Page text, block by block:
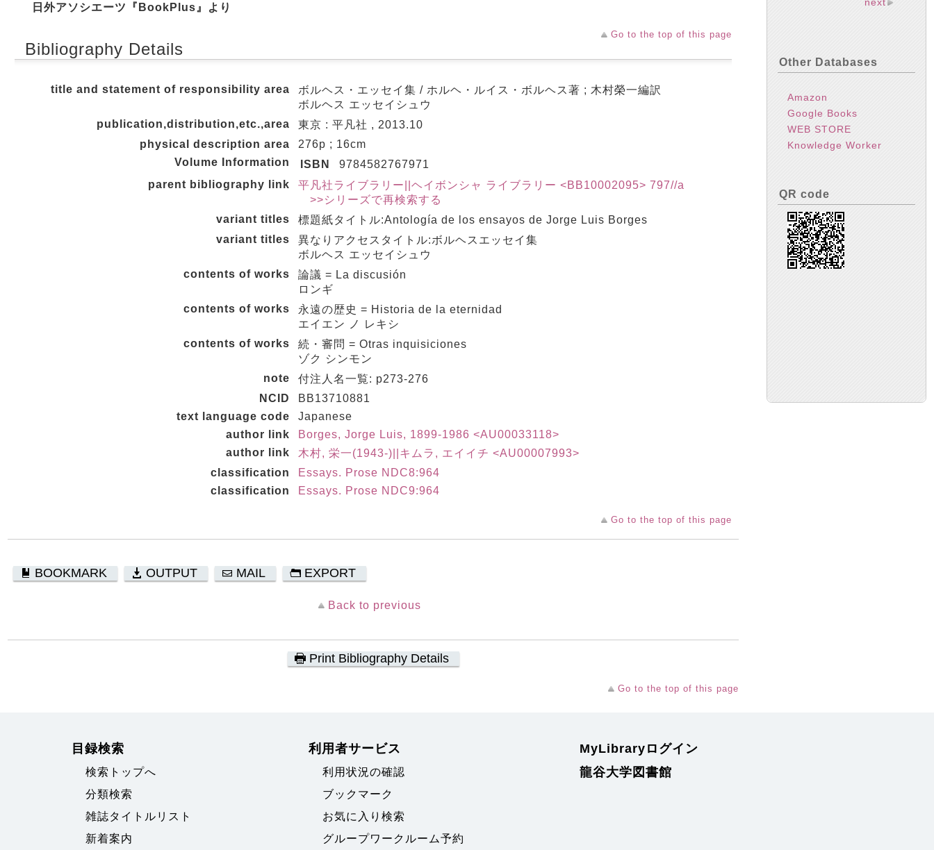
日外アソシエーツ『BookPlus』より
Go to the top of this page
Bibliography Details
title and statement of responsibility area
ボルヘス・エッセイ集 / ホルヘ・ルイス・ボルヘス著 ; 木村榮一編訳
ボルヘス エッセイシュウ
publication,distribution,etc.,area
東京 : 平凡社 , 2013.10
physical description area
276p ; 16cm
Volume Information
ISBN
9784582767971
parent bibliography link
平凡社ライブラリー||ヘイボンシャ ライブラリー <BB10002095> 797//a
>>シリーズで再検索する
variant titles
標題紙タイトル:Antología de los ensayos de Jorge Luis Borges
variant titles
異なりアクセスタイトル:ボルヘスエッセイ集
ボルヘス エッセイシュウ
contents of works
論議 = La discusión
ロンギ
contents of works
永遠の歴史 = Historia de la eternidad
エイエン ノ レキシ
contents of works
続・審問 = Otras inquisiciones
ゾク シンモン
note
付注人名一覧: p273-276
NCID
BB13710881
text language code
Japanese
author link
Borges, Jorge Luis, 1899-1986 <AU00033118>
author link
木村, 栄一(1943-)||キムラ, エイイチ <AU00007993>
classification
Essays. Prose NDC8:964
classification
Essays. Prose NDC9:964
Go to the top of this page
BOOKMARK OUTPUT MAIL EXPORT
Back to previous
Print Bibliography Details
Go to the top of this page
Other Databases
Amazon
Google Books
WEB STORE
Knowledge Worker
QR code
目録検索
検索トップへ
分類検索
雑誌タイトルリスト
新着案内
利用者サービス
利用状況の確認
ブックマーク
お気に入り検索
グループワークルーム予約
MyLibraryログイン
龍谷大学図書館